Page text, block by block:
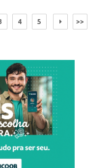
4 5 >>